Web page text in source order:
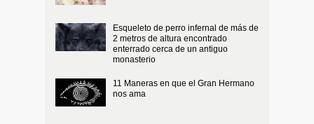
Esqueleto de perro infernal de más de
2 metros de altura encontrado
enterrado cerca de un antiguo
monasterio
11 Maneras en que el Gran Hermano
nos ama